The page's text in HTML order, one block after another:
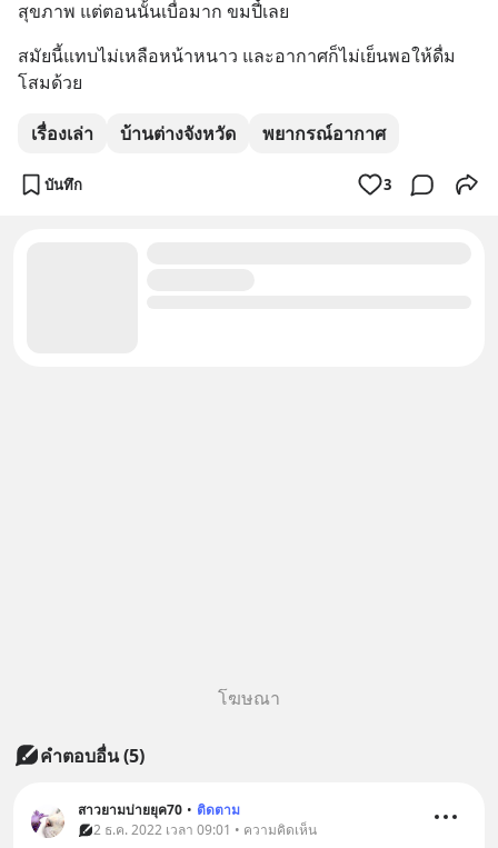
สุขภาพ แต่ตอนนั้นเบื่อมาก ขมปี๋เลย
สมัยนี้แทบไม่เหลือหน้าหนาว และอากาศก็ไม่เย็นพอให้ดื่ม
โสมด้วย
เรื่องเล่า บ้านต่างจังหวัด พยากรณ์อากาศ
บันทึก 3
โฆษณา
คำตอบอื่น(5)
สาวยามบ่ายยุค70 • ติดตาม
2 ธ.ค. 2022 เวลา 09:01 • ความคิดเห็น